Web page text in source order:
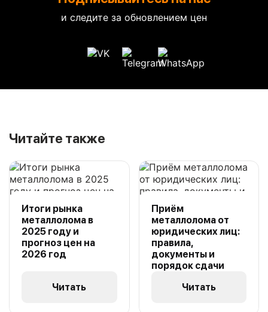
и следите за обновлением цен
Читайте также
Итоги рынка
металлолома в
2025 году и
прогноз цен на
2026 год
Читать
Приём
металлолома от
юридических лиц:
правила,
документы и
порядок сдачи
Читать